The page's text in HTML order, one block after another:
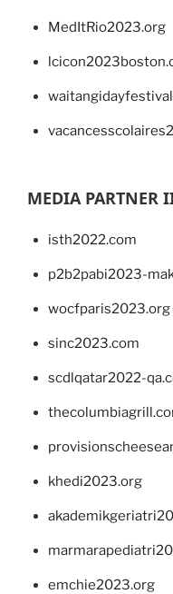
MedItRio2023.org
MEDIA PARTNER
isth2022.com
p2b2pabi2023-
wocfparis2023.org
sinc2023.com
scdlqatar2022-
khedi2023.org
emchie2023.org